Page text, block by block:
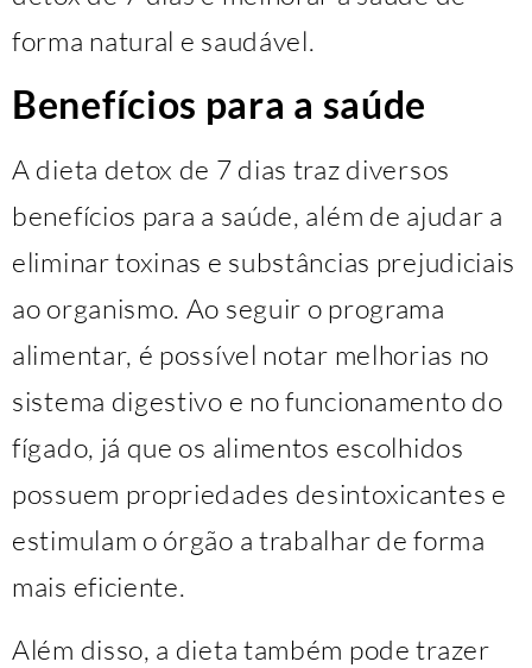
forma natural e saudável.
Benefícios para a saúde
A dieta detox de 7 dias traz diversos
benefícios para a saúde, além de ajudar a
eliminar toxinas e substâncias prejudiciais
ao organismo. Ao seguir o programa
alimentar, é possível notar melhorias no
sistema digestivo e no funcionamento do
fígado, já que os alimentos escolhidos
possuem propriedades desintoxicantes e
estimulam o órgão a trabalhar de forma
mais eficiente.
Além disso, a dieta também pode trazer